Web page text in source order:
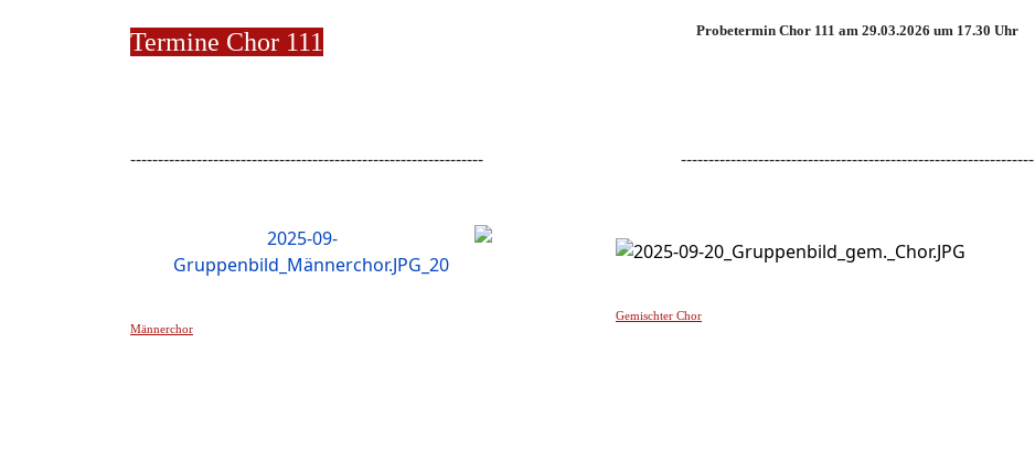
Termine Chor 111
Probetermin Chor 111 am 29.03.2026 um 17.30 Uhr
---------------------------------------------------------------- ----------------------------------------------------------------
Männerchor
Gemischter Chor